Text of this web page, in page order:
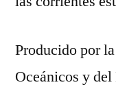
Producido por
Oceánicos y